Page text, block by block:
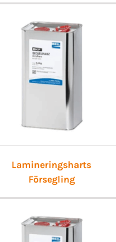
Lamineringsharts
Försegling